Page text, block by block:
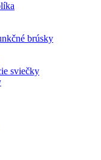
brúsky
sviečky